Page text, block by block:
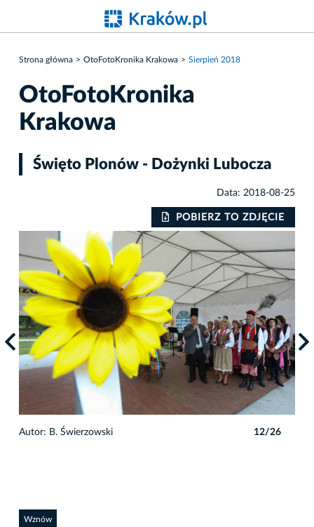
Strona główna OtoFotoKronika Krakowa Sierpień 2018
OtoFotoKronika
Krakowa
Święto Plonów - Dożynki Lubocza
Data: 2018-08-25
POBIERZ TO ZDJĘCIE
Autor: B. Świerzowski 12/26
Wznów